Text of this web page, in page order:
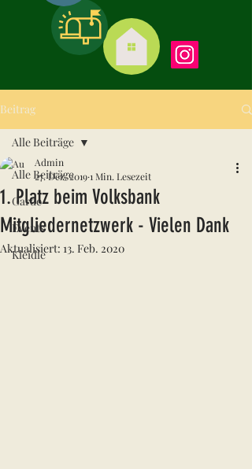
Beitrag
Alle Beiträge
Garde
Events
Kleidle
Alle Beiträge
1. Platz beim Volksbank
Mitgliedernetzwerk - Vielen Dank
Admin
27. Dez. 20191 Min. Lesezeit
Aktualisiert: 13. Feb. 2020